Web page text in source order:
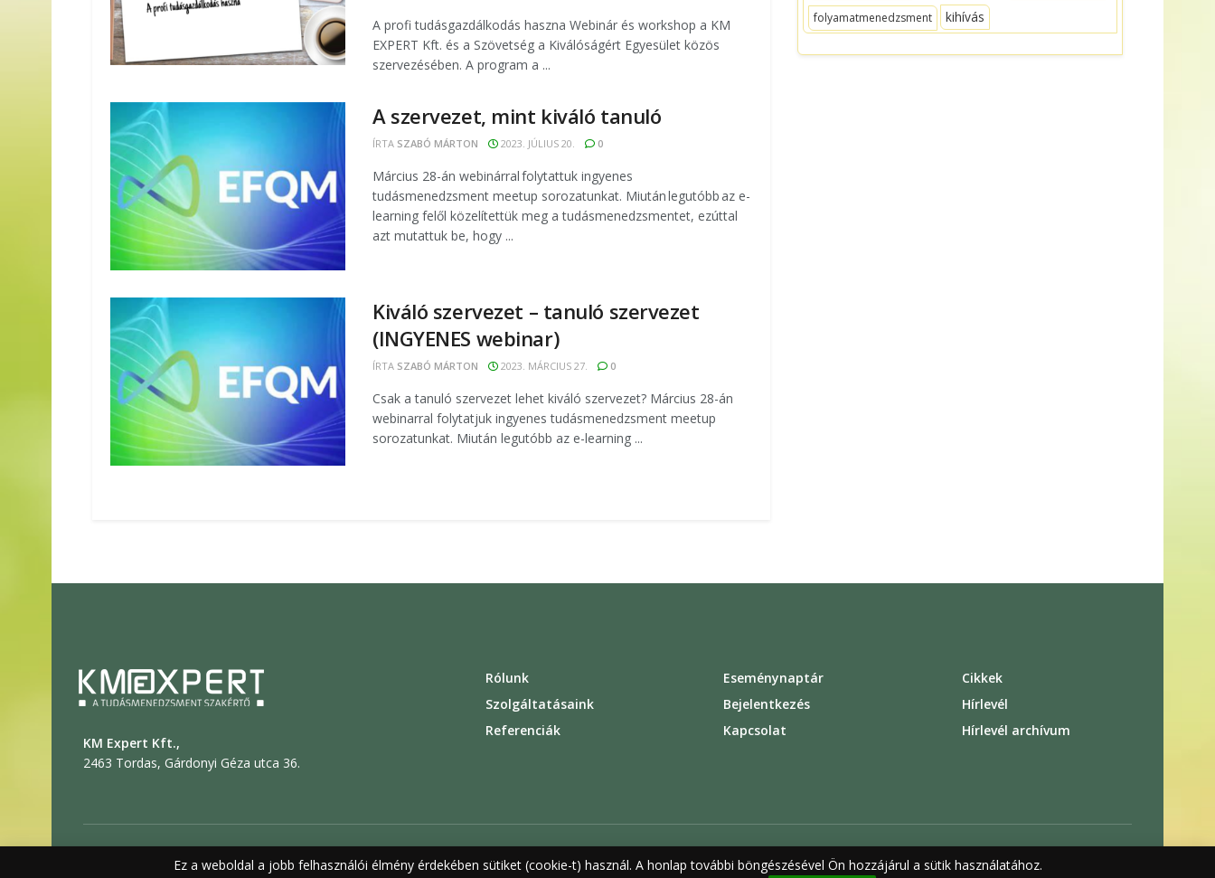
A profi tudásgazdálkodás haszna Webinár és workshop a KM
EXPERT Kft. és a Szövetség a Kiválóságért Egyesület közös
szervezésében. A program a ...
A szervezet, mint kiváló tanuló
ÍRTA SZABÓ MÁRTON 2023. JÚLIUS 20. 0
Március 28-án webinárral folytattuk ingyenes
tudásmenedzsment meetup sorozatunkat. Miután legutóbb az e-
learning felől közelítettük meg a tudásmenedzsmentet, ezúttal
azt mutattuk be, hogy ...
Kiváló szervezet – tanuló szervezet
(INGYENES webinar)
ÍRTA SZABÓ MÁRTON 2023. MÁRCIUS 27. 0
Csak a tanuló szervezet lehet kiváló szervezet? Március 28-án
webinarral folytatjuk ingyenes tudásmenedzsment meetup
sorozatunkat. Miután legutóbb az e-learning ...
folyamatmenedzsment
kihívás
KM Expert Kft.,
2463 Tordas, Gárdonyi Géza utca 36.
Rólunk
Szolgáltatásaink
Referenciák
Eseménynaptár
Bejelentkezés
Kapcsolat
Cikkek
Hírlevél
Hírlevél archívum
© 2019 KM EXPERT Általános szerződési feltételek Felhasználási feltételek Adatvédelem
Ez a weboldal a jobb felhasználói élmény érdekében sütiket (cookie-t) használ. A honlap további böngészésével Ön hozzájárul a sütik használatához.